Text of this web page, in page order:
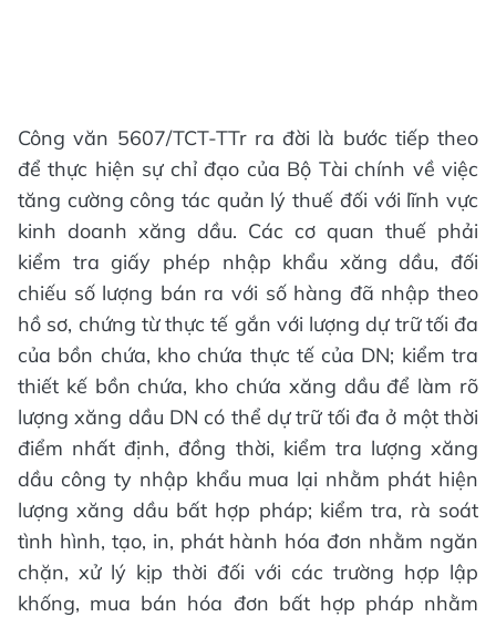
Công văn 5607/TCT-TTr ra đời là bước tiếp theo
để thực hiện sự chỉ đạo của Bộ Tài chính về việc
tăng cường công tác quản lý thuế đối với lĩnh vực
kinh doanh xăng dầu. Các cơ quan thuế phải
kiểm tra giấy phép nhập khẩu xăng dầu, đối
chiếu số lượng bán ra với số hàng đã nhập theo
hồ sơ, chứng từ thực tế gắn với lượng dự trữ tối đa
của bồn chứa, kho chứa thực tế của DN; kiểm tra
thiết kế bồn chứa, kho chứa xăng dầu để làm rõ
lượng xăng dầu DN có thể dự trữ tối đa ở một thời
điểm nhất định, đồng thời, kiểm tra lượng xăng
dầu công ty nhập khẩu mua lại nhằm phát hiện
lượng xăng dầu bất hợp pháp; kiểm tra, rà soát
tình hình, tạo, in, phát hành hóa đơn nhằm ngăn
chặn, xử lý kịp thời đối với các trường hợp lập
khống, mua bán hóa đơn bất hợp pháp nhằm